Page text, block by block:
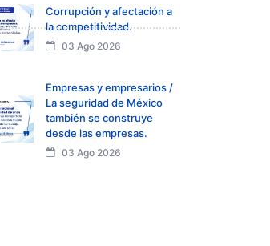
Corrupción y afectación a
la competitividad.
03 Ago 2026
Empresas y empresarios /
La seguridad de México
también se construye
desde las empresas.
03 Ago 2026